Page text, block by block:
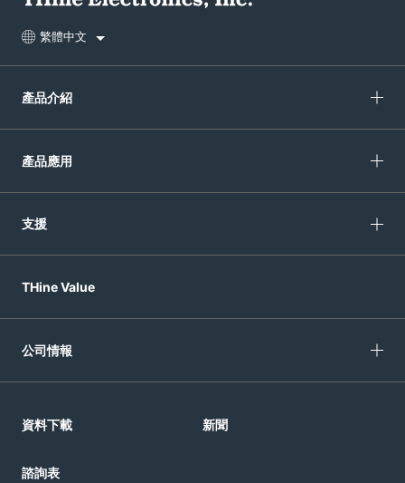
繁體中文
產品介紹
產品應用
支援
THine Value
公司情報
資料下載 新聞
諮詢表